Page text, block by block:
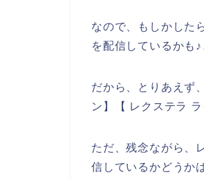
なので、もしかした
を配信しているかも
だから、とりあえず
ン】【 レクステラ
ただ、残念ながら、
信しているかどうか